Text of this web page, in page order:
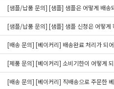
[샘플/납품 문의] [샘플] 샘플은 어떻게 배송
[샘플/납품 문의] [샘플] 샘플 신청은 어떻게
[배송 문의] [베이커리] 배송완료 처리가 되
[제품 문의] [베이커리] 소비기한이 어떻게
[배송 문의] [베이커리] 직배송으로 주문한